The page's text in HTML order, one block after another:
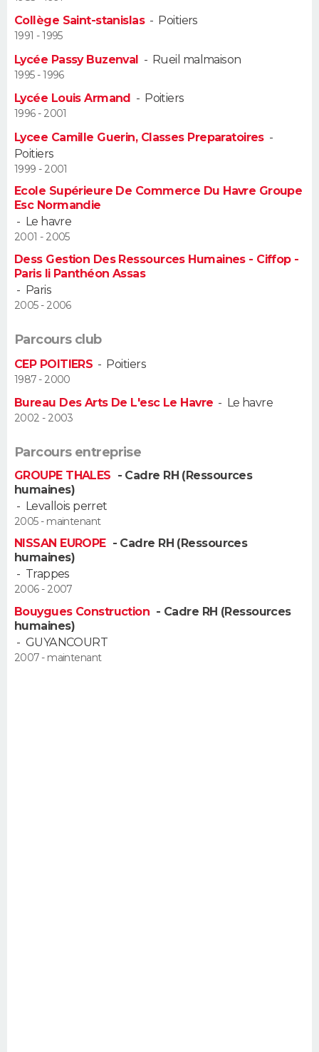
Alimentation
Guide de la santé
Maladies
Médicaments
Sommeil
VOYAGE
Destinations
City break
Voyage nature
Voyage de noces
Forum
Climat
+
PHOTO
GUIDES D'ACHAT
BONS PLANS
CARTE DE VOEUX
Carte de Noël
Carte Bonne année
Carte Saint-Valentin
Carte Pâques
Carte d'anniversaire
DICTIONNAIRE
Dictionnaire
Biographies
Citations
Expressions
Proverbes
PROGRAMME TV
COPAINS D'AVANT
S'inscrire
Se connecter
Lycées
Collèges
Primaires
Universités
Entreprises
Service militaire
Avis de recherche
AVIS DE DÉCÈS
Bricolage
Lifestyle
Culture
Sport
Auto
Television
Voyage
Cinema
Collège Saint-stanislas- Poitiers
1991 - 1995
Lycée Passy Buzenval - Rueil malmaison
1995 - 1996
Lycée Louis Armand - Poitiers
1996 - 2001
Lycee Camille Guerin, Classes Preparatoires-
Poitiers
1999 - 2001
Ecole Supérieure De Commerce Du Havre Groupe
Esc Normandie
- Le havre
2001 - 2005
Dess Gestion Des Ressources Humaines - Ciffop -
Paris Ii Panthéon Assas
- Paris
2005 - 2006
Parcours club
CEP POITIERS - Poitiers
1987 - 2000
Bureau Des Arts De L'esc Le Havre - Le havre
2002 - 2003
Parcours entreprise
GROUPE THALES - Cadre RH (Ressources
humaines)
- Levallois perret
2005 - maintenant
NISSAN EUROPE - Cadre RH (Ressources
humaines)
- Trappes
2006 - 2007
Bouygues Construction - Cadre RH (Ressources
humaines)
- GUYANCOURT
2007 - maintenant